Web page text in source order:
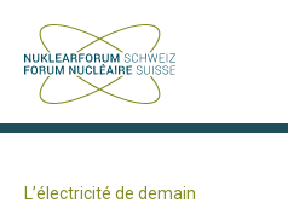
L’électricité de demain